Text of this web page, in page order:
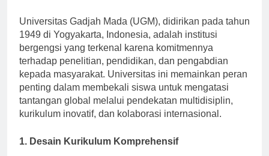
Universitas Gadjah Mada (UGM), didirikan pada tahun
1949 di Yogyakarta, Indonesia, adalah institusi
bergengsi yang terkenal karena komitmennya
terhadap penelitian, pendidikan, dan pengabdian
kepada masyarakat. Universitas ini memainkan peran
penting dalam membekali siswa untuk mengatasi
tantangan global melalui pendekatan multidisiplin,
kurikulum inovatif, dan kolaborasi internasional.
1. Desain Kurikulum Komprehensif